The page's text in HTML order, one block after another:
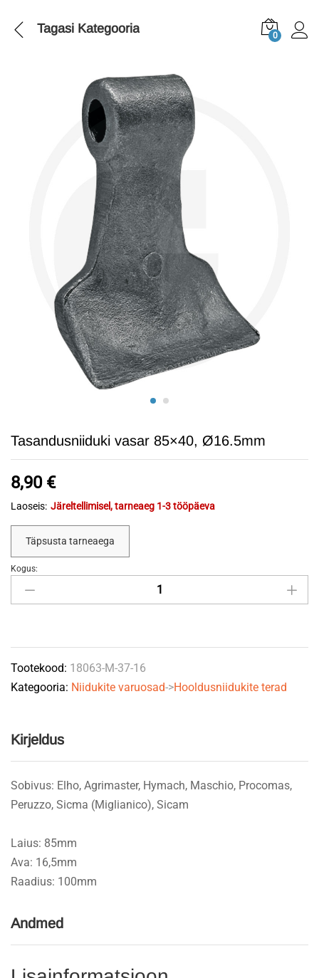
Tagasi Kategooria 0
Tasandusniiduki vasar 85×40, Ø16.5mm
8,90 €
Laoseis: Järeltellimisel, tarneaeg 1-3 tööpäeva
Täpsusta tarneaega
Tasandusniiduki
vasar
quantity
Kogus:
Tootekood: 18063-M-37-16
Kategooria: Niidukite varuosad->Hooldusniidukite terad
Kirjeldus
Sobivus: Elho, Agrimaster, Hymach, Maschio, Procomas,
Peruzzo, Sicma (Miglianico), Sicam
Laius: 85mm
Ava: 16,5mm
Raadius: 100mm
Andmed